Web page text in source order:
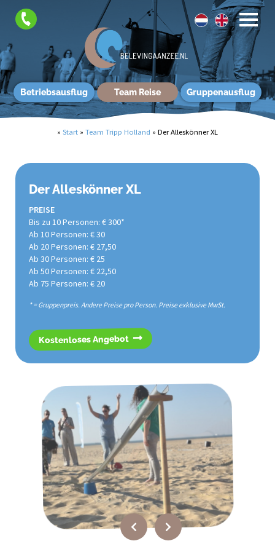
Betriebsausflug Team Reise Gruppenausflug
» Start » Team Tripp Holland » Der Alleskönner XL
Der Alleskönner XL
PREISE
Bis zu 10 Personen: € 300*
Ab 10 Personen: € 30
Ab 20 Personen: € 27,50
Ab 30 Personen: € 25
Ab 50 Personen: € 22,50
Ab 75 Personen: € 20
* = Gruppenpreis. Andere Preise pro Person. Preise exklusive MwSt.
Kostenloses Angebot